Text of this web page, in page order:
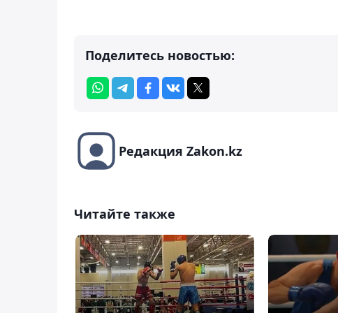
Поделитесь новостью:
Редакция Zakon.kz
Читайте также